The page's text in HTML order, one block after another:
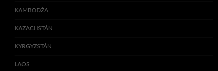
KAMBODŽA
KAZACHSTÁN
KYRGYZSTÁN
LAOS